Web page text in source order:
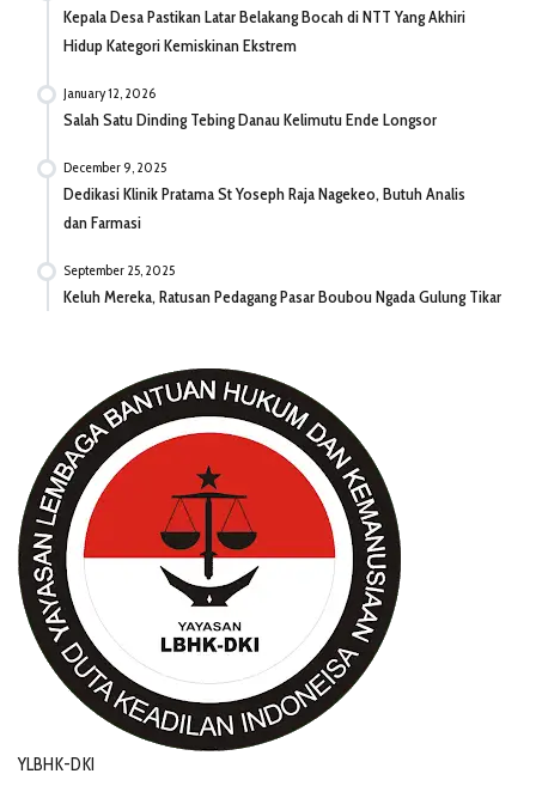
Kepala Desa Pastikan Latar Belakang Bocah di NTT Yang Akhiri
Hidup Kategori Kemiskinan Ekstrem
January 12, 2026
Salah Satu Dinding Tebing Danau Kelimutu Ende Longsor
December 9, 2025
Dedikasi Klinik Pratama St Yoseph Raja Nagekeo, Butuh Analis
dan Farmasi
September 25, 2025
Keluh Mereka, Ratusan Pedagang Pasar Boubou Ngada Gulung Tikar
YLBHK-DKI